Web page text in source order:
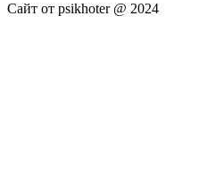
Сайт от psikhoter @ 2024